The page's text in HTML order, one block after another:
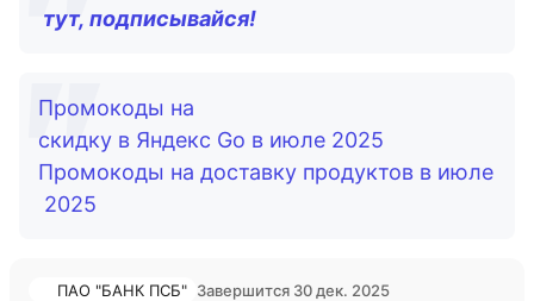
тут, подписывайся!
Промокоды на
скидку в Яндекс Go в июле 2025
Промокоды на доставку продуктов в июле
2025
ПАО "БАНК ПСБ" Завершится 30 дек. 2025